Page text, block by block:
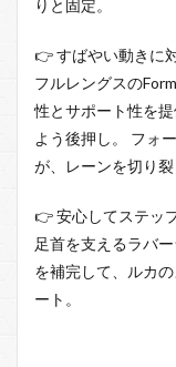
りと固定。
👉 すばやい動きに
フルレングスの
性とサポート性を
よう後押し。 フォ
が、レーンを切り
👉 安心してステッ
足首を支えるラバ
を補完して、ルカ
ート。